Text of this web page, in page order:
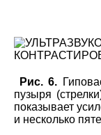
Рис. 6.
пузыря
показывает
и несколько